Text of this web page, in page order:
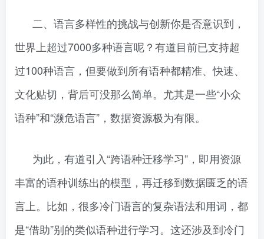
二、语言多样性的挑战与创新你是否意识到，
世界上超过7000多种语言呢？有道目前已支持超
过100种语言，但要做到所有语种都精准、快速、
文化贴切，背后可没那么简单。尤其是一些“小众
语种”和“濒危语言”，数据资源极为有限。
为此，有道引入“跨语种迁移学习”，即用资源
丰富的语种训练出的模型，再迁移到数据匮乏的语
言上。比如，很多冷门语言的复杂语法和用词，都
是“借助”别的类似语种进行学习。这还涉及到冷门